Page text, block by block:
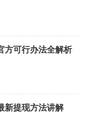
方可行办法全解析
新提现方法讲解